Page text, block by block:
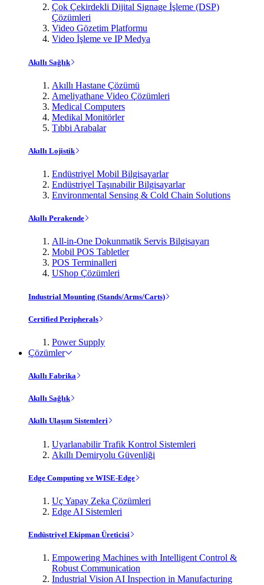
Çok Çekirdekli Dijital Signage İşleme (DSP)
Çözümleri
Video Gözetim Platformu
Video İşleme ve IP Medya
Akıllı Sağlık
Akıllı Hastane Çözümü
Ameliyathane Video Çözümleri
Medical Computers
Medikal Monitörler
Tıbbi Arabalar
Akıllı Lojistik
Endüstriyel Mobil Bilgisayarlar
Endüstriyel Taşınabilir Bilgisayarlar
Environmental Sensing & Cold Chain Solutions
Akıllı Perakende
All-in-One Dokunmatik Servis Bilgisayarı
Mobil POS Tabletler
POS Terminalleri
UShop Çözümleri
Industrial Mounting (Stands/Arms/Carts)
Certified Peripherals
Power Supply
Çözümler
Akıllı Fabrika
Akıllı Sağlık
Akıllı Ulaşım Sistemleri
Uyarlanabilir Trafik Kontrol Sistemleri
Akıllı Demiryolu Güvenliği
Edge Computing ve WISE-Edge
Uç Yapay Zeka Çözümleri
Edge AI Sistemleri
Endüstriyel Ekipman Üreticisi
Empowering Machines with Intelligent Control &
Robust Communication
Industrial Vision AI Inspection in Manufacturing